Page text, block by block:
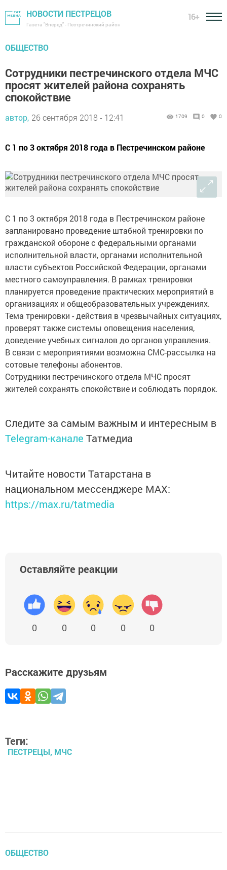
НОВОСТИ ПЕСТРЕЦОВ
Газета "Вперед" - Пестречинский район
16+
ОБЩЕСТВО
Сотрудники пестречинского отдела МЧС
просят жителей района сохранять
спокойствие
автор, 26 сентября 2018 - 12:41 1709 0 0
С 1 по 3 октября 2018 года в Пестречинском районе
С 1 по 3 октября 2018 года в Пестречинском районе
запланировано проведение штабной тренировки по
гражданской обороне с федеральными органами
исполнительной власти, органами исполнительной
власти субъектов Российской Федерации, органами
местного самоуправления. В рамках тренировки
планируется проведение практических мероприятий в
организациях и общеобразовательных учреждениях.
Тема тренировки - действия в чрезвычайных ситуациях,
проверят также системы оповещения населения,
доведение учебных сигналов до органов управления.
В связи с мероприятиями возможна СМС-рассылка на
сотовые телефоны абонентов.
Сотрудники пестречинского отдела МЧС просят
жителей сохранять спокойствие и соблюдать порядок.
Следите за самым важным и интересным в
Telegram-канале Татмедиа
Читайте новости Татарстана в
национальном мессенджере MАХ:
https://max.ru/tatmedia
Оставляйте реакции
0 0 0 0 0
Расскажите друзьям
Теги:
ПЕСТРЕЦЫ, МЧС
ОБЩЕСТВО